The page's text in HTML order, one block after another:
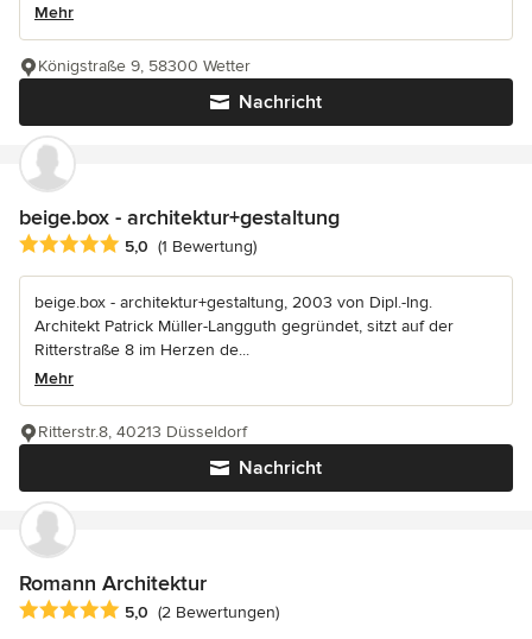
Mehr
Nachricht
Königstraße 9, 58300 Wetter
beige.box - architektur+gestaltung
Durchschnittliche Bewertung: 5 von 5 Sternen
5,0 (1 Bewertung)
beige.box - architektur+gestaltung, 2003 von Dipl.-Ing.
Architekt Patrick Müller-Langguth gegründet, sitzt auf der
Ritterstraße 8 im Herzen de...
Mehr
Nachricht
Ritterstr.8, 40213 Düsseldorf
Romann Architektur
Durchschnittliche Bewertung: 5 von 5 Sternen
5,0 (2 Bewertungen)